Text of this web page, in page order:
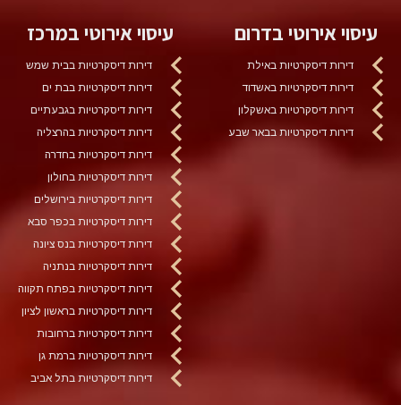
עיסוי אירוטי בדרום
דירות דיסקרטיות באילת
דירות דיסקרטיות באשדוד
דירות דיסקרטיות באשקלון
דירות דיסקרטיות בבאר שבע
עיסוי אירוטי במרכז
דירות דיסקרטיות בבית שמש
דירות דיסקרטיות בבת ים
דירות דיסקרטיות בגבעתיים
דירות דיסקרטיות בהרצליה
דירות דיסקרטיות בחדרה
דירות דיסקרטיות בחולון
דירות דיסקרטיות בירושלים
דירות דיסקרטיות בכפר סבא
דירות דיסקרטיות בנס ציונה
דירות דיסקרטיות בנתניה
דירות דיסקרטיות בפתח תקווה
דירות דיסקרטיות בראשון לציון
דירות דיסקרטיות ברחובות
דירות דיסקרטיות ברמת גן
דירות דיסקרטיות בתל אביב